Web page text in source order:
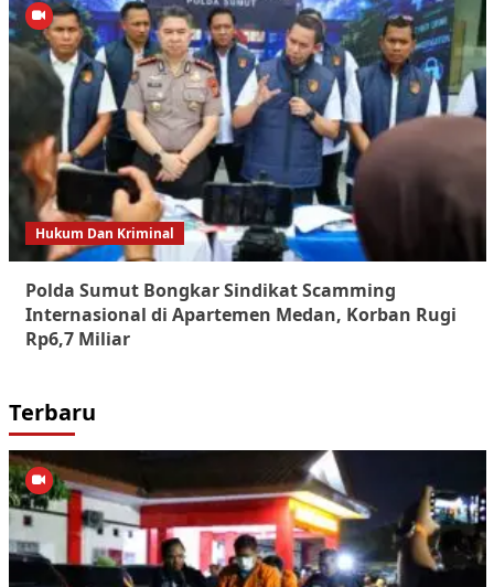
Hukum Dan Kriminal
Polda Sumut Bongkar Sindikat Scamming
Internasional di Apartemen Medan, Korban Rugi
Rp6,7 Miliar
Terbaru